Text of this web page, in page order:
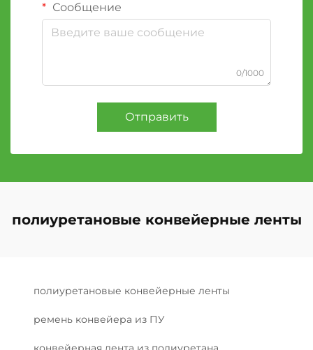
Сообщение
0/1000
Отправить
полиуретановые конвейерные ленты
полиуретановые конвейерные ленты
ремень конвейера из ПУ